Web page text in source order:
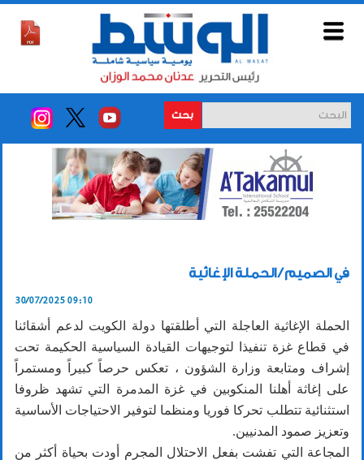
بحث
في الصميم / الحملة الإغاثية
30/07/2025 09:10
الحملة الإغاثية العاجلة التي أطلقتها دولة الكويت لدعم أشقائنا
في قطاع غزة تنفيذا لتوجيهات القيادة السياسية الحكيمة تحت
إشراف ومتابعة وزارة الشؤون ، تعكس حرصاً كبيراً ومستمراً
على إغاثة أهلنا المنكوبين في غزة المدمرة التي تشهد ظروفا
استثنائية تتطلب تحركا فوريا ومنظما لتوفير الاحتياجات الأساسية
وتعزيز صمود المدنيين.
المجاعة التي تفشت بفعل الاحتلال المجرم أودت بحياة أكثر من